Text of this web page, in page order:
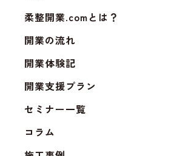
柔整開業.comとは？
開業の流れ
開業体験記
開業支援プラン
セミナー一覧
コラム